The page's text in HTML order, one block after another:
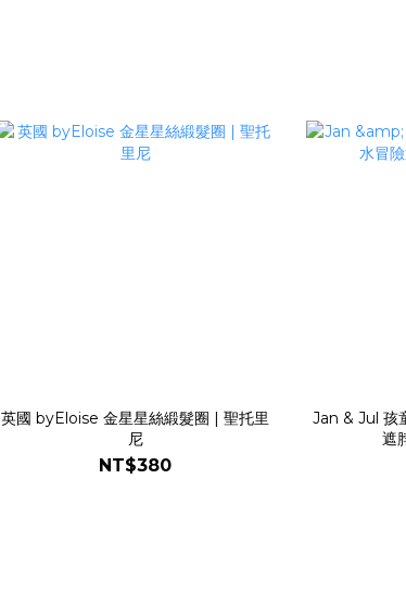
英國 byEloise 金星星絲緞髮圈 | 聖托里
尼
NT$380
Jan & Jul 孩
遮